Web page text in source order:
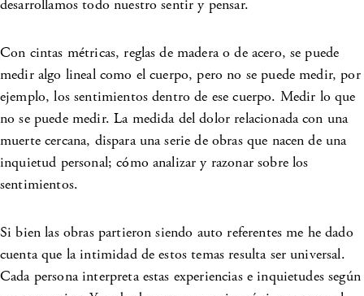
desarrollamos todo nuestro sentir y pensar.
Con cintas métricas, reglas de madera o de acero, se puede
medir algo lineal como el cuerpo, pero no se puede medir, por
ejemplo, los sentimientos dentro de ese cuerpo. Medir lo que
no se puede medir. La medida del dolor relacionada con una
muerte cercana, dispara una serie de obras que nacen de una
inquietud personal; cómo analizar y razonar sobre los
sentimientos.
Si bien las obras partieron siendo auto referentes me he dado
cuenta que la intimidad de estos temas resulta ser universal.
Cada persona interpreta estas experiencias e inquietudes según